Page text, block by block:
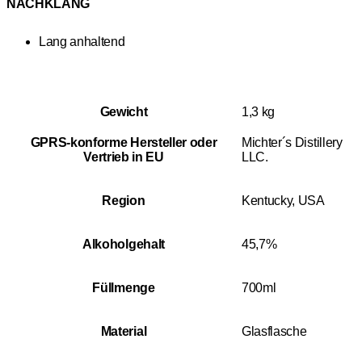
NACHKLANG
Lang anhaltend
Gewicht 1,3 kg
GPRS-konforme Hersteller oder
Vertrieb in EU
Michter´s Distillery
LLC.
Region Kentucky, USA
Alkoholgehalt 45,7%
Füllmenge 700ml
Material Glasflasche